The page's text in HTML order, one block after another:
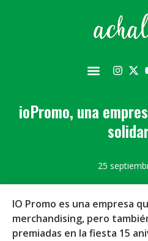
ioPromo, una
25
IO Promo es una empresa
merchandising, pero
premiadas en la fiesta 15